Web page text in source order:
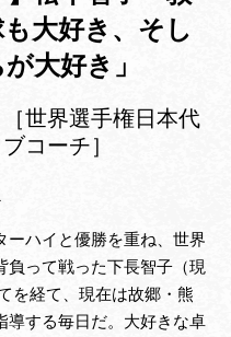
大好き、そし
大好き」
世界選手権日本代
コーチ］
ーハイと優勝を重ね、世界
負って戦った下長智子（現
を経て、現在は故郷・熊
導する毎日だ。大好きな卓